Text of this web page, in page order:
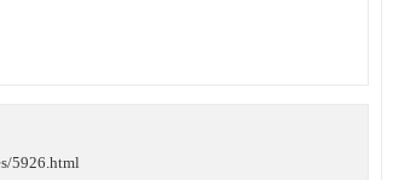
5926.html